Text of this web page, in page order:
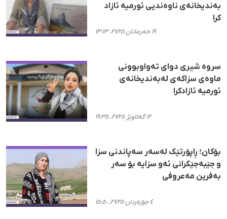
بەندیخانەی ناوەندیی ئورمیە ئازاد
کرا
١٩ خەرمانان ٢٧٢٥، ١٣:١٣
سروە شیری دوای تەواوبوونی
ماوەی سزاکەی لەبەندیخانەی
ئورمیە ئازادکرا
١٢ گەلاوێژ ٢٧٢٥، ١٩:٣٥
بۆكان؛ ڕاپۆرتێک لەسەر سەپاندنی سزا
و جێبەجێكرانی ئەو سزایە بۆ سەر
بەفرین مەعروفی
٤ جۆزەردان ٢٧٢٥، ١٥:٥٠